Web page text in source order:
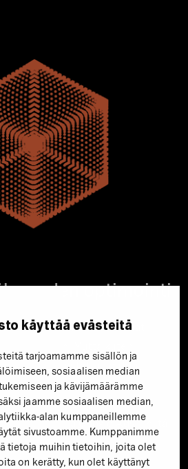
käyttää evästeitä
tarjoamamme sisällön ja
sosiaalisen median
ja kävijämäärämme
jaamme sosiaalisen median,
alan kumppaneillemme
sivustoamme. Kumppanimme
tietoja muihin tietoihin, joita olet
on kerätty, kun olet käyttänyt
optimointi
= maailman suurimmat
on jo tiedostettu, joutuu
töitä. Google tarjoaa
SEO (search engine
ja Google Ads – niitä
tehokkaasti.